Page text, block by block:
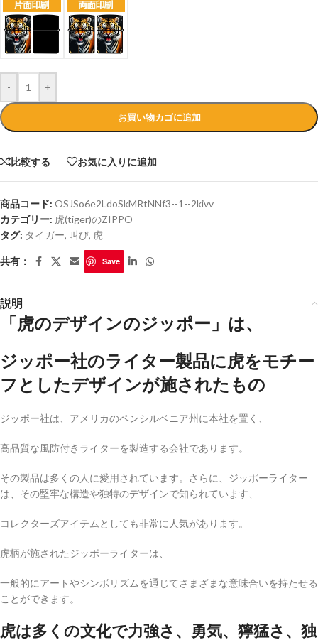
- +
お買い物カゴに追加
比較する お気に入りに追加
商品コード: OSJSo6e2LdoSkMRtNNf3--1--2kivv
カテゴリー: 虎(tiger)のZIPPO
タグ: タイガー, 叫び, 虎
共有： Save
説明
「虎のデザインのジッポー」は、
ジッポー社のライター製品に虎をモチー
フとしたデザインが施されたもの
ジッポー社は、アメリカのペンシルベニア州に本社を置く、
高品質な風防付きライターを製造する会社であります。
その製品は多くの人に愛用されています。さらに、ジッポーライター
は、その堅牢な構造や独特のデザインで知られています、
コレクターズアイテムとしても非常に人気があります。
虎柄が施されたジッポーライターは、
一般的にアートやシンボリズムを通じてさまざまな意味合いを持たせる
ことができます。
虎は多くの文化で力強さ、勇気、獰猛さ、独